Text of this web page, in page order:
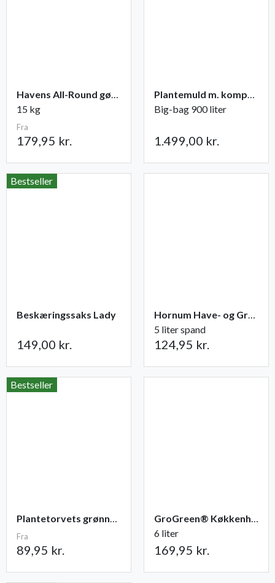
15 kg
Fra
179,95 kr.
Big-bag 900 liter
1.499,00 kr.
Bestseller
Beskæringssaks Lady
149,00 kr.
5 liter spand
124,95 kr.
Bestseller
Fra
89,95 kr.
6 liter
169,95 kr.